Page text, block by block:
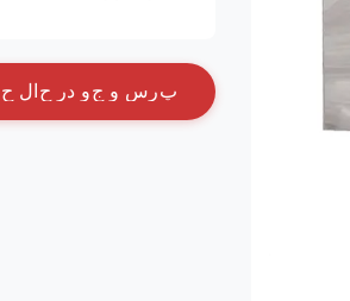
پر س و جو در ح ل ح